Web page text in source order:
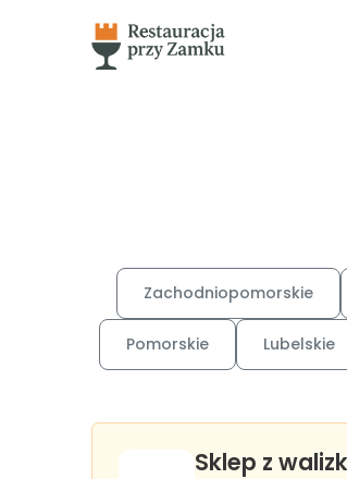
Zachodniopomorskie
Pomorskie Lubelskie
Sklep z